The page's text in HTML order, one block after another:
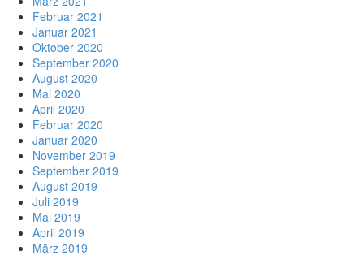
Februar 2021
Januar 2021
Oktober 2020
September 2020
August 2020
Mai 2020
April 2020
Februar 2020
Januar 2020
November 2019
September 2019
August 2019
Juli 2019
Mai 2019
April 2019
März 2019